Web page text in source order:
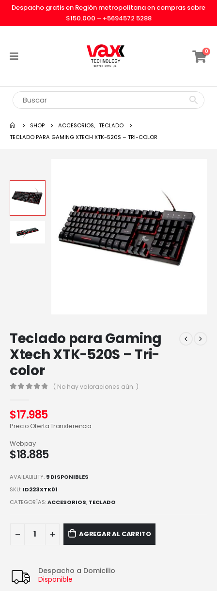
Despacho gratis en Región metropolitana en compras sobre
$150.000 – +5694572 5288
0
SHOP ACCESORIOS, TECLADO
TECLADO PARA GAMING XTECH XTK-520S – TRI-COLOR
Teclado para Gaming
Xtech XTK-520S – Tri-
color
( No hay valoraciones aún. )
$17.985
Precio Oferta Transferencia
$18.885
Webpay
AVAILABILITY: 9 DISPONIBLES
SKU: ID223XTK01
CATEGORÍAS:ACCESORIOS, TECLADO
AGREGAR AL CARRITO
Despacho a Domicilio
Disponible